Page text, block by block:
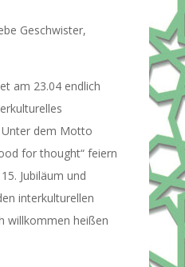
Geschwister,
am 23.04 endlich
dem Motto
for thought“ feiern
Jubiläum und
interkulturellen
willkommen heißen